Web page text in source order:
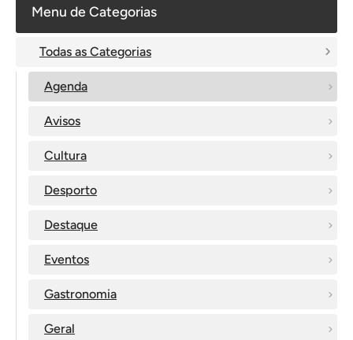
Menu de Categorias
Todas as Categorias
Agenda
Avisos
Cultura
Desporto
Destaque
Eventos
Gastronomia
Geral